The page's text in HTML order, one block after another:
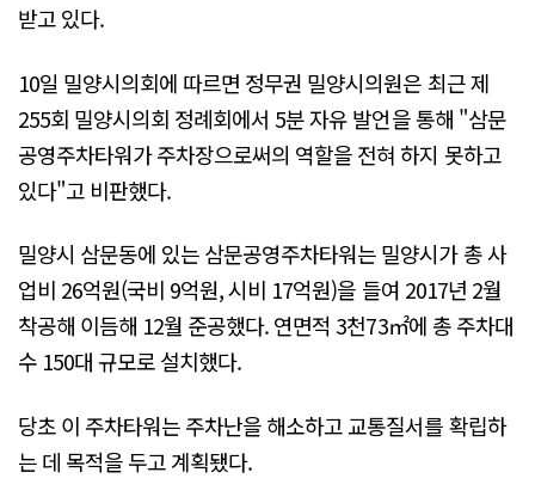
받고 있다.
10일 밀양시의회에 따르면 정무권 밀양시의원은 최근 제
255회 밀양시의회 정례회에서 5분 자유 발언을 통해 "삼문
공영주차타워가 주차장으로써의 역할을 전혀 하지 못하고
있다"고 비판했다.
밀양시 삼문동에 있는 삼문공영주차타워는 밀양시가 총 사
업비 26억원(국비 9억원, 시비 17억원)을 들여 2017년 2월
착공해 이듬해 12월 준공했다. 연면적 3천73㎡에 총 주차대
수 150대 규모로 설치했다.
당초 이 주차타워는 주차난을 해소하고 교통질서를 확립하
는 데 목적을 두고 계획됐다.